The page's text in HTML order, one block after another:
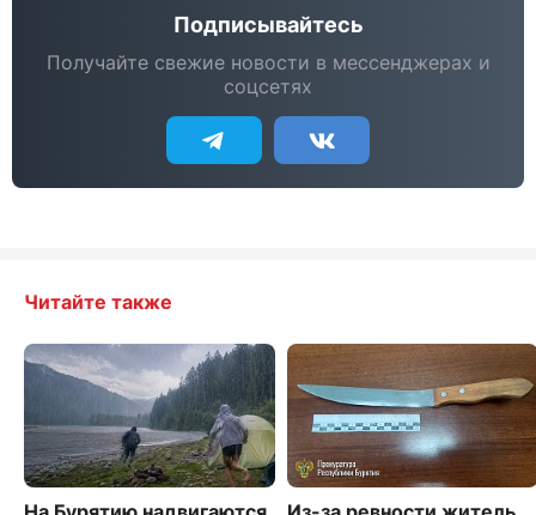
Подписывайтесь
Получайте свежие новости в мессенджерах и
соцсетях
Читайте также